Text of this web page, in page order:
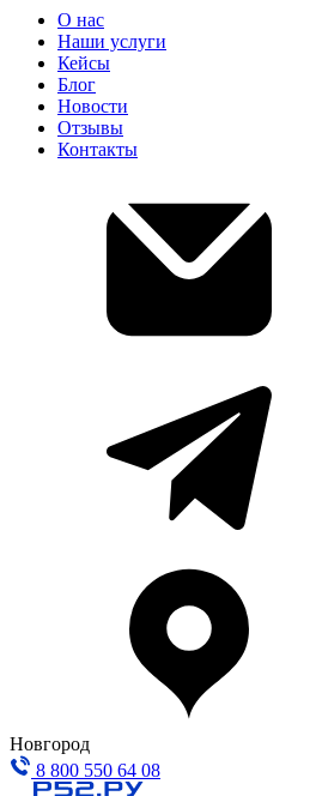
О нас
Наши услуги
Кейсы
Блог
Новости
Отзывы
Контакты
Новгород
8 800 550 64 08